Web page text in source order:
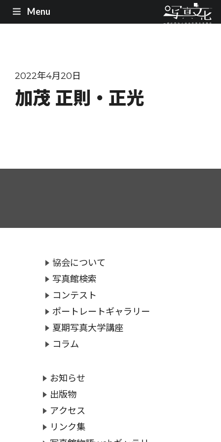
Menu
2022年4月20日
加茂 正則・正光
協会について
写真館検索
コンテスト
ポートレートギャラリー
夏期写真大学講座
コラム
お知らせ
出版物
アクセス
リンク集